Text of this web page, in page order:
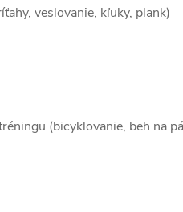
veslovanie, kľuky, plank)
(bicyklovanie, beh na